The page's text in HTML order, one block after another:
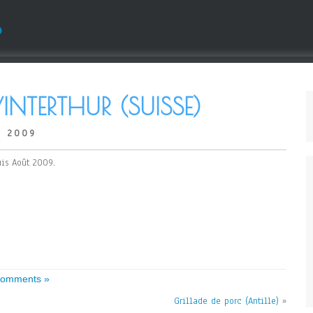
(SUISSE)
Août 2009.
»
Grillade de porc (Antille) »